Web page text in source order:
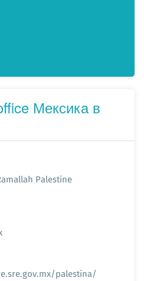
Мексика в
Palestine
palestina/